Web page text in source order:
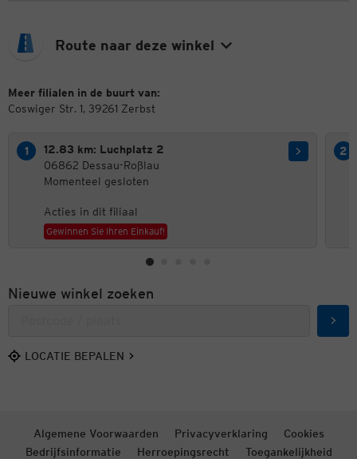
Route naar deze winkel
Meer filialen in de buurt van:
Coswiger Str. 1, 39261 Zerbst
12.83 km: Luchplatz 2
06862 Dessau-Roßlau
Momenteel gesloten
Acties in dit filiaal
Gewinnen Sie Ihren Einkauf!
Nieuwe winkel zoeken
LOCATIE BEPALEN
Algemene Voorwaarden Privacyverklaring
Cookies
Bedrijfsinformatie
Herroepingsrecht Toegankelijkheid